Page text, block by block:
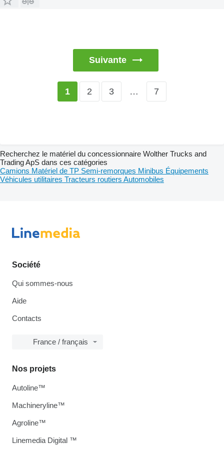
Suivante
1 2 3 … 7
Recherchez le matériel du concessionnaire Wolther Trucks and
Trading ApS dans ces catégories
Camions Matériel de TP Semi-remorques Minibus Équipements
Véhicules utilitaires Tracteurs routiers Automobiles
Société
Qui sommes-nous
Aide
Contacts
France / français
Nos projets
Autoline™
Machineryline™
Agroline™
Linemedia Digital ™